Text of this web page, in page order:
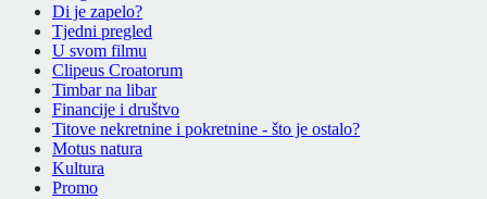
Di je zapelo?
Tjedni pregled
U svom filmu
Clipeus Croatorum
Timbar na libar
Financije i društvo
Titove nekretnine i pokretnine - što je ostalo?
Motus natura
Kultura
Promo